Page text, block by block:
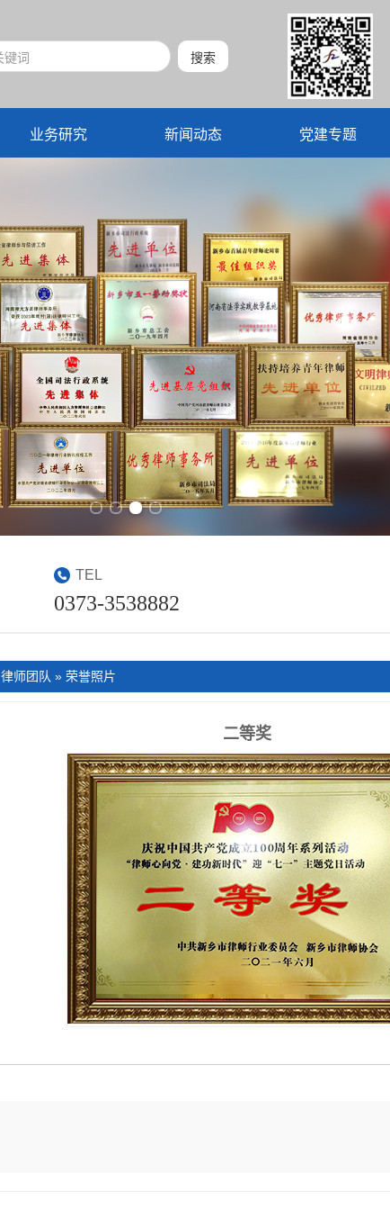
业务研究 新闻动态 党建专题
TEL
0373-3538882
律师团队 » 荣誉照片
二等奖